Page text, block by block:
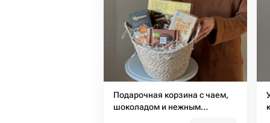
Подарочная корзина с чаем,
шоколадом и нежным